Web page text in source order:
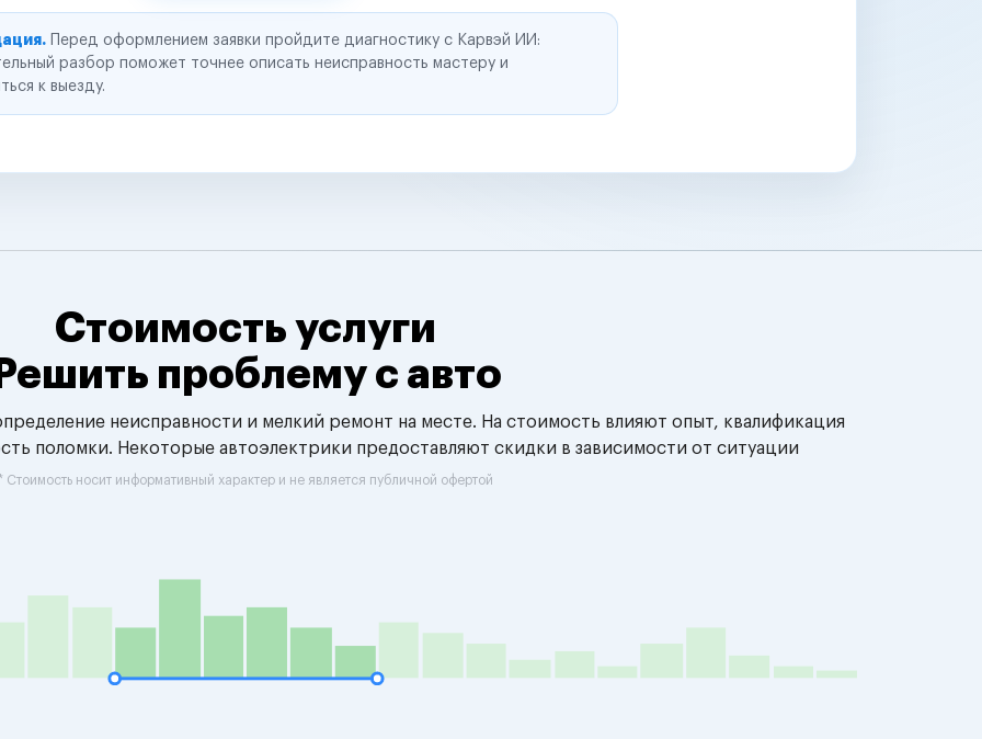
Перед оформлением заявки пройдите диагностику с Карвэй ИИ:
разбор поможет точнее описать неисправность мастеру и
к выезду.
Стоимость услуги
Решить проблему с авто
неисправности и мелкий ремонт на месте. На стоимость влияют опыт, квалификация
поломки. Некоторые автоэлектрики предоставляют скидки в зависимости от ситуации
Стоимость носит информативный характер и не является публичной офертой